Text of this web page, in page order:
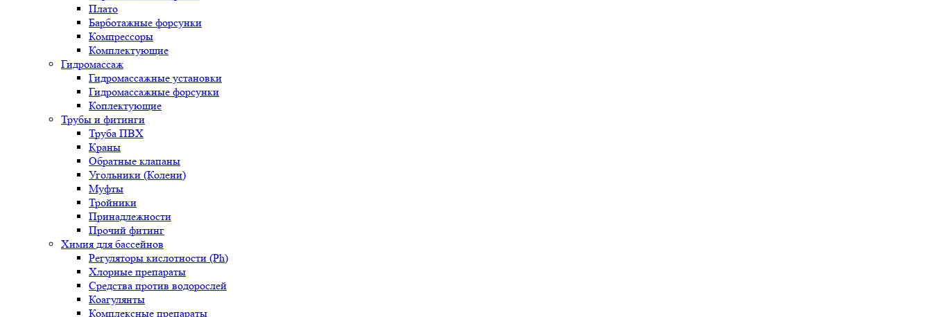
Плато
Барботажные форсунки
Компрессоры
Комплектующие
Гидромассаж
Гидромассажные установки
Гидромассажные форсунки
Коплектующие
Трубы и фитинги
Труба ПВХ
Краны
Обратные клапаны
Угольники (Колени)
Муфты
Тройники
Принадлежности
Прочий фитинг
Химия для бассейнов
Регуляторы кислотности (Ph)
Хлорные препараты
Средства против водорослей
Коагулянты
Комплексные препараты